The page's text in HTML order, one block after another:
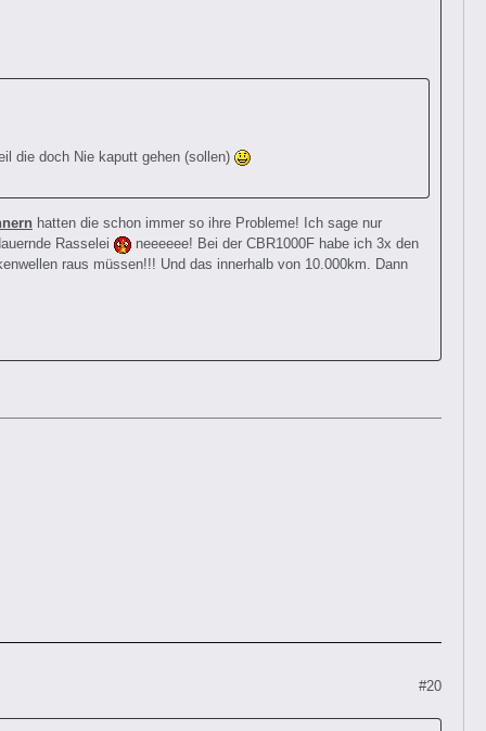
die doch Nie kaputt gehen (sollen)
hatten die schon immer so ihre Probleme! Ich sage nur
Rasselei
neeeeee! Bei der CBR1000F habe ich 3x den
raus müssen!!! Und das innerhalb von 10.000km. Dann
#20